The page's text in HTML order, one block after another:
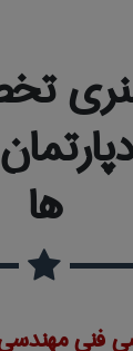
ها
فنی